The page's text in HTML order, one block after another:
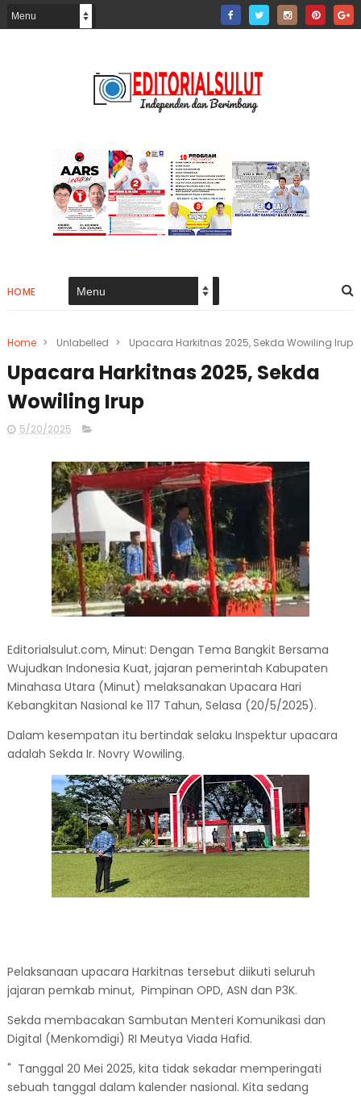
HOME
Home > Unlabelled > Upacara Harkitnas 2025, Sekda Wowiling Irup
Upacara Harkitnas 2025, Sekda
Wowiling Irup
5/20/2025
Editorialsulut.com, Minut: Dengan Tema Bangkit Bersama
Wujudkan Indonesia Kuat, jajaran pemerintah Kabupaten
Minahasa Utara (Minut) melaksanakan Upacara Hari
Kebangkitan Nasional ke 117 Tahun, Selasa (20/5/2025).
Dalam kesempatan itu bertindak selaku Inspektur upacara
adalah Sekda Ir. Novry Wowiling.
Pelaksanaan upacara Harkitnas tersebut diikuti seluruh
jajaran pemkab minut, Pimpinan OPD, ASN dan P3K.
Sekda membacakan Sambutan Menteri Komunikasi dan
Digital (Menkomdigi) RI Meutya Viada Hafid.
" Tanggal 20 Mei 2025, kita tidak sekadar memperingati
sebuah tanggal dalam kalender nasional. Kita sedang